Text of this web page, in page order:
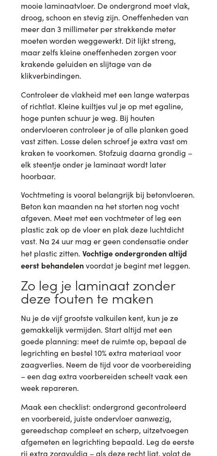
mooie laminaatvloer. De ondergrond moet vlak,
droog, schoon en stevig zijn. Oneffenheden van
meer dan 3 millimeter per strekkende meter
moeten worden weggewerkt. Dit lijkt streng,
maar zelfs kleine oneffenheden zorgen voor
krakende geluiden en slijtage van de
klikverbindingen.
Controleer de vlakheid met een lange waterpas
of richtlat. Kleine kuiltjes vul je op met egaline,
hoge punten schuur je weg. Bij houten
ondervloeren controleer je of alle planken goed
vast zitten. Losse delen schroef je extra vast om
kraken te voorkomen. Stofzuig daarna grondig –
elk steentje onder je laminaat wordt later
hoorbaar.
Vochtmeting is vooral belangrijk bij betonvloeren.
Beton kan maanden na het storten nog vocht
afgeven. Meet met een vochtmeter of leg een
plastic zak op de vloer en plak deze luchtdicht
vast. Na 24 uur mag er geen condensatie onder
het plastic zitten.Vochtige ondergronden altijd
eerst behandelenvoordat je begint met leggen.
Zo leg je laminaat zonder
deze fouten te maken
Nu je de vijf grootste valkuilen kent, kun je ze
gemakkelijk vermijden. Start altijd met een
goede planning: meet de ruimte op, bepaal de
legrichting en bestel 10% extra materiaal voor
zaagverlies. Neem de tijd voor de voorbereiding
– een dag extra voorbereiden scheelt vaak een
week repareren.
Maak een checklist: ondergrond gecontroleerd
en voorbereid, juiste ondervloer aanwezig,
gereedschap compleet en scherp, uitzetvoegen
afgemeten en legrichting bepaald. Leg de eerste
rij extra zorgvuldig – als deze recht ligt, volgt de